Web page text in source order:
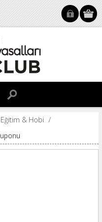
Eğitim & Hobi /